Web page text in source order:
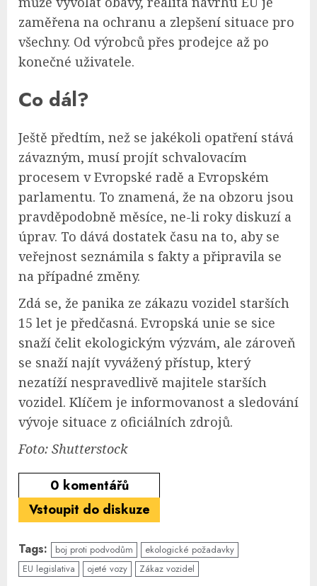
zaměřena na ochranu a zlepšení situace pro
všechny. Od výrobců přes prodejce až po
konečné uživatele.
Co dál?
Ještě předtím, než se jakékoli opatření stává
závazným, musí projít schvalovacím
procesem v Evropské radě a Evropském
parlamentu. To znamená, že na obzoru jsou
pravděpodobně měsíce, ne-li roky diskuzí a
úprav. To dává dostatek času na to, aby se
veřejnost seznámila s fakty a připravila se
na případné změny.
Zdá se, že panika ze zákazu vozidel starších
15 let je předčasná. Evropská unie se sice
snaží čelit ekologickým výzvám, ale zároveň
se snaží najít vyvážený přístup, který
nezatíží nespravedlivě majitele starších
vozidel. Klíčem je informovanost a sledování
vývoje situace z oficiálních zdrojů.
Foto: Shutterstock
0 komentářů
Vstoupit do diskuze
Tags: boj proti podvodům
ekologické požadavky
EU legislativa
ojeté vozy Zákaz vozidel